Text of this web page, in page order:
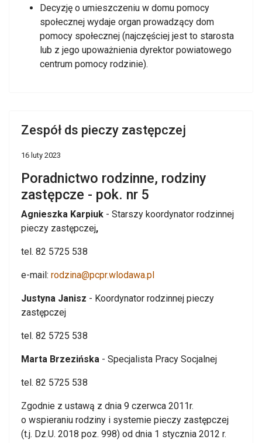
Decyzję o umieszczeniu w domu pomocy
społecznej wydaje organ prowadzący dom
pomocy społecznej (najczęściej jest to starosta
lub z jego upoważnienia dyrektor powiatowego
centrum pomocy rodzinie).
Zespół ds pieczy zastępczej
16 luty 2023
Poradnictwo rodzinne, rodziny
zastępcze - pok. nr 5
Agnieszka Karpiuk - Starszy koordynator rodzinnej
pieczy zastępczej,
tel. 82 5725 538
e-mail: rodzina@pcpr.wlodawa.pl
Justyna Janisz - Koordynator rodzinnej pieczy
zastępczej
tel. 82 5725 538
Marta Brzezińska - Specjalista Pracy Socjalnej
tel. 82 5725 538
Zgodnie z ustawą z dnia 9 czerwca 2011r.
o wspieraniu rodziny i systemie pieczy zastępczej
(t.j. Dz.U. 2018 poz. 998) od dnia 1 stycznia 2012 r.